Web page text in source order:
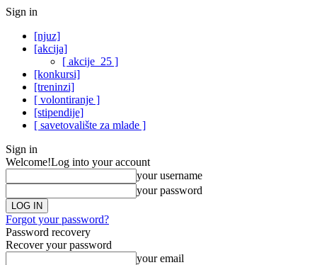
Sign in
[njuz]
[akcija]
[ akcije_25 ]
[konkursi]
[treninzi]
[ volontiranje ]
[stipendije]
[ savetovalište za mlade ]
Sign in
Welcome!Log into your account
your username
your password
Forgot your password?
Password recovery
Recover your password
your email